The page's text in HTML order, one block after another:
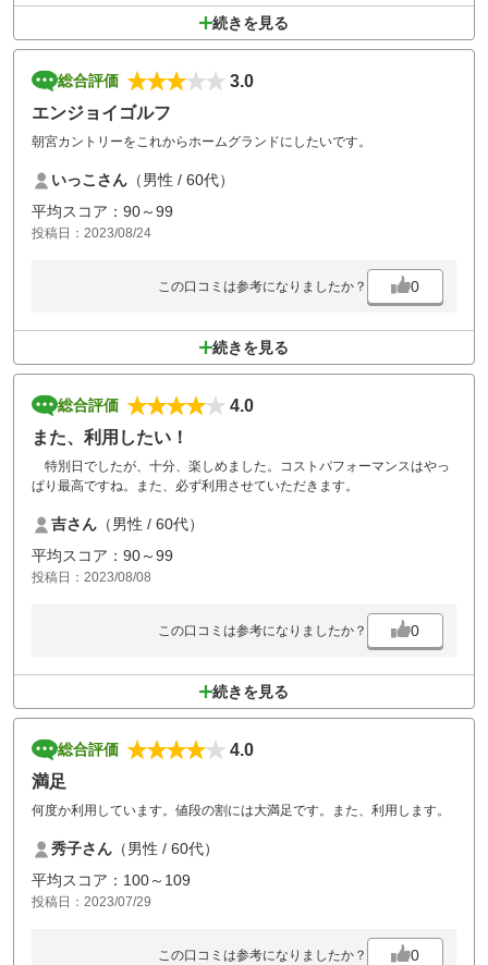
続きを見る
総合評価
3.0
エンジョイゴルフ
朝宮カントリーをこれからホームグランドにしたいです。
いっこさん （男性 / 60代）
平均スコア：90～99
投稿日：2023/08/24
この口コミは参考になりましたか？ 0
続きを見る
総合評価
4.0
また、利用したい！
特別日でしたが、十分、楽しめました。コストパフォーマンスはやっ
ぱり最高ですね。また、必ず利用させていただきます。
吉さん （男性 / 60代）
平均スコア：90～99
投稿日：2023/08/08
この口コミは参考になりましたか？ 0
続きを見る
総合評価
4.0
満足
何度か利用しています。値段の割には大満足です。また、利用します。
秀子さん （男性 / 60代）
平均スコア：100～109
投稿日：2023/07/29
この口コミは参考になりましたか？ 0